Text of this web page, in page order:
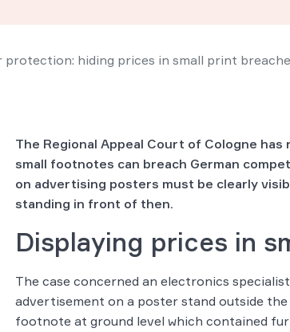
protection: hiding prices in small print
The Regional Appeal Court of Cologne
small footnotes can breach German
on advertising posters must be clearly
standing in front of then.
Displaying prices in
The case concerned an electronics
advertisement on a poster stand outside the
footnote at ground level which contained